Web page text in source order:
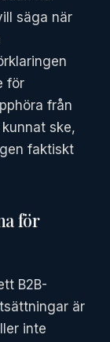
säga när
för
från
ske,
faktiskt
för
B2B-
är
inte